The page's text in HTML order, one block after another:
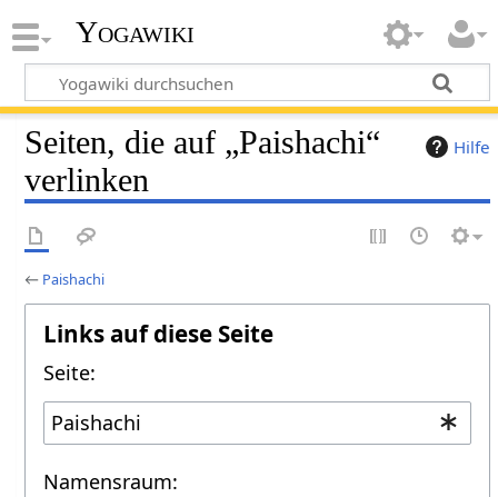
Yogawiki
Hilfe
Seiten, die auf „Paishachi“
verlinken
← Paishachi
Links auf diese Seite
Seite:
Namensraum: